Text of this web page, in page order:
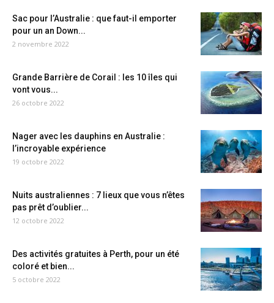
Sac pour l’Australie : que faut-il emporter
pour un an Down...
2 novembre 2022
Grande Barrière de Corail : les 10 îles qui
vont vous...
26 octobre 2022
Nager avec les dauphins en Australie :
l’incroyable expérience
19 octobre 2022
Nuits australiennes : 7 lieux que vous n’êtes
pas prêt d’oublier...
12 octobre 2022
Des activités gratuites à Perth, pour un été
coloré et bien...
5 octobre 2022